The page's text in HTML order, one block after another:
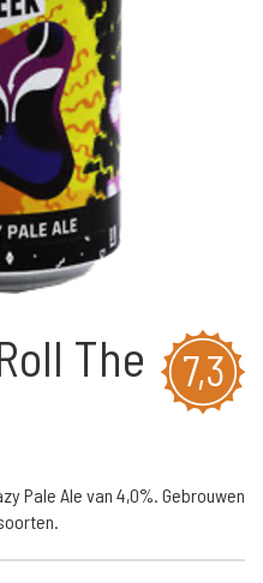
7,3
The
Pale Ale van 4,0%. Gebrouwen